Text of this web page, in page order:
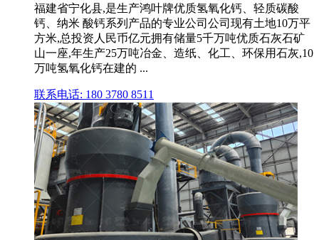
福建省宁化县,是生产鸿叶牌优质氢氧化钙、轻质碳酸
钙、纳米 酸钙系列产品的专业公司公司现有土地10万平
方米,总投资人民币亿元拥有储量5千万吨优质石灰石矿
山一座,年生产25万吨冶金、造纸、化工、环保用石灰,10
万吨氢氧化钙在建的 ...
联系电话: 180 3780 8511